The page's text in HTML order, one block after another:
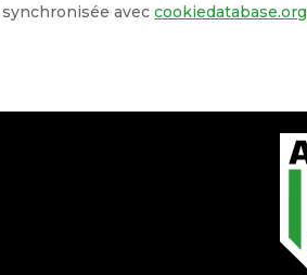
aveccookiedatabase.org